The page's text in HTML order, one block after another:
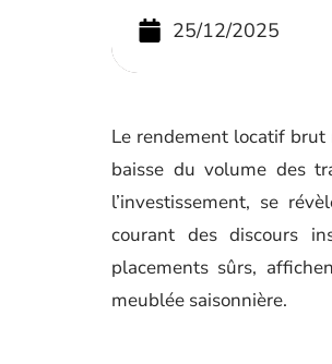
25/12/2025
Le rendement locatif brut
baisse du volume des
l’investissement, se
courant des discours
placements sûrs,
meublée saisonnière.